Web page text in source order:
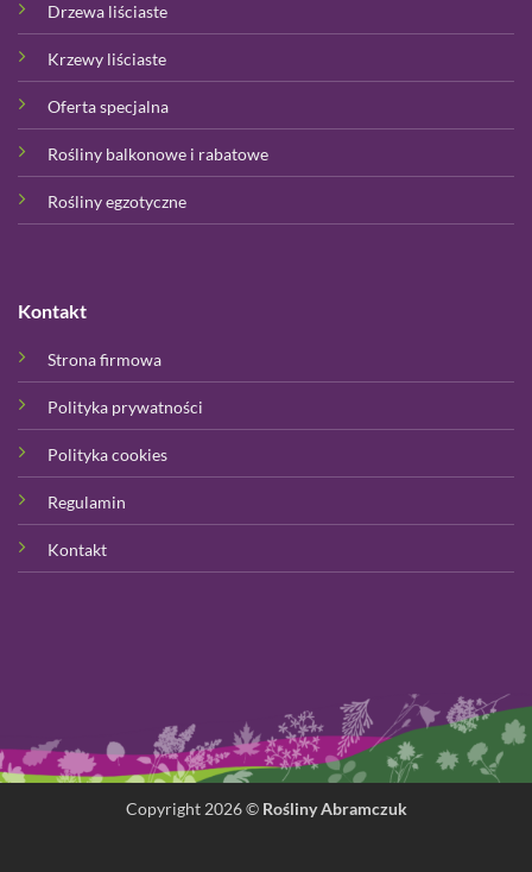
Drzewa liściaste
Krzewy liściaste
Oferta specjalna
Rośliny balkonowe i rabatowe
Rośliny egzotyczne
Kontakt
Strona firmowa
Polityka prywatności
Polityka cookies
Regulamin
Kontakt
Copyright 2026 © Rośliny Abramczuk